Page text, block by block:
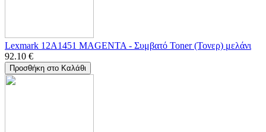
Lexmark 12A1451 MAGENTA - Συμβατό Toner (Τονερ) μελάνι
92.10 €
Προσθήκη στο Καλάθι